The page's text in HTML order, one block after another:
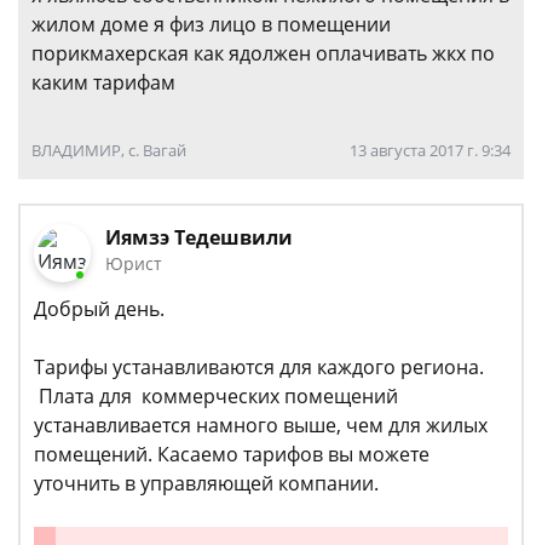
жилом доме я физ лицо в помещении
порикмахерская как ядолжен оплачивать жкх по
каким тарифам
ВЛАДИМИР, с. Вагай 13 августа 2017 г. 9:34
Иямзэ Тедешвили
Юрист
Добрый день.
Тарифы устанавливаются для каждого региона.
Плата для коммерческих помещений
устанавливается намного выше, чем для жилых
помещений. Касаемо тарифов вы можете
уточнить в управляющей компании.